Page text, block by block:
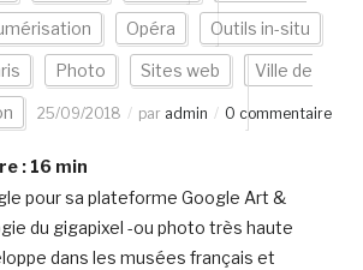
Opéra Outils in-situ
Photo Sites web Ville de
25/09/2018 par admin 0 commentaire
: 16 min
pour sa plateforme Google Art &
du gigapixel -ou photo très haute
dans les musées français et